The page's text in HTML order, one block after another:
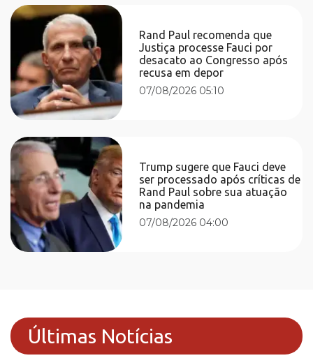
Rand Paul recomenda que
Justiça processe Fauci por
desacato ao Congresso após
recusa em depor
07/08/2026 05:10
Trump sugere que Fauci deve
ser processado após críticas de
Rand Paul sobre sua atuação
na pandemia
07/08/2026 04:00
Últimas Notícias